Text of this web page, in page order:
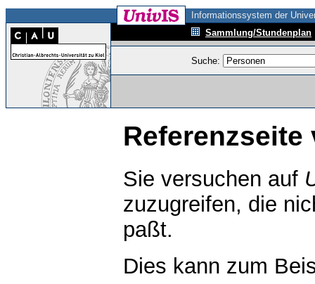
Informationssystem der
Sammlung/Stundenplan
Suche:
Referenzseite
Sie versuchen auf
zuzugreifen, die
paßt.
Dies kann zum